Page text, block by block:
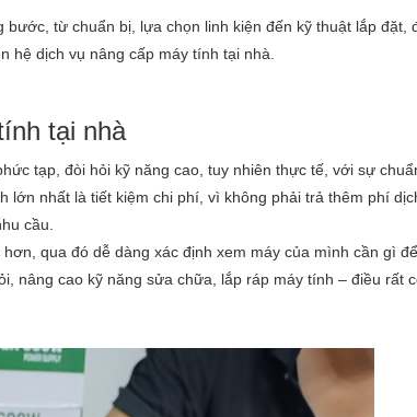
từ chuẩn bị, lựa chọn linh kiện đến kỹ thuật lắp đặt,
hệ dịch vụ nâng cấp máy tính tại nhà.
tại nhà
tạp, đòi hỏi kỹ năng cao, tuy nhiên thực tế, với sự
nhất là tiết kiệm chi phí, vì không phải trả thêm phí
cầu.
qua đó dễ dàng xác định xem máy của mình cần gì
nâng cao kỹ năng sửa chữa, lắp ráp máy tính – điều rất